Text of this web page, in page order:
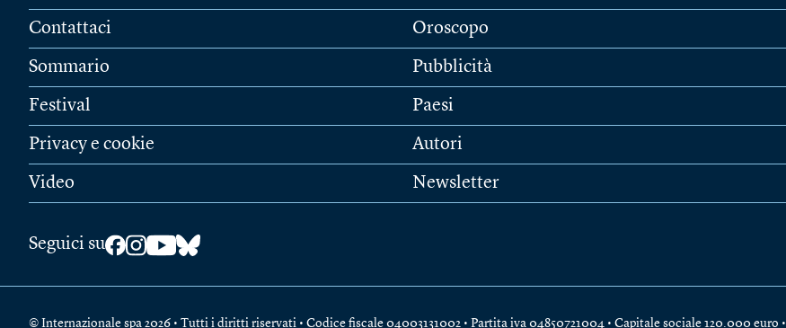
Contattaci
Sommario
Festival
Privacy e cookie
Video
Oroscopo
Pubblicità
Paesi
Autori
Newsletter
Seguici su
© Internazionale spa 2026 • Tutti i diritti riservati • Codice fiscale 04003131002 • Partita iva 04850721004 • Capitale sociale 120.000 euro •